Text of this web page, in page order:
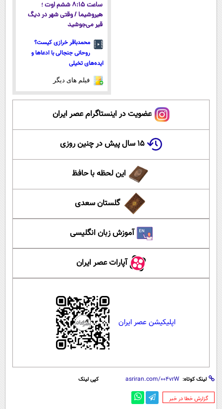
ساعت ۸:۱۵ ششم اوت ؛
هیروشیما / وقتی شهر در دیگ
قیر می‌جوشید
محمدباقر خرازی کیست؟
روحانی جنجالی با ادعاها و
ایده‌های تخیلی
فیلم های دیگر
عضویت در اینستاگرام عصر ایران
۱۵ سال پیش در چنین روزی
این لحظه با حافظ
گلستان سعدی
آموزش زبان انگلیسی
آپارات عصر ایران
اپلیکیشن عصر ایران
لینک کوتاه: کپی لینک
‌گزارش خطا در خبر